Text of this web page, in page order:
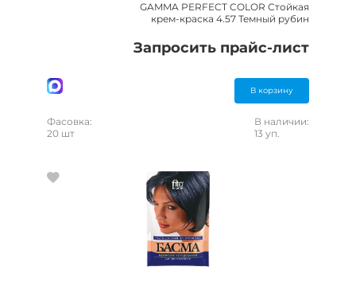
GAMMA PERFECT COLOR Стойкая
крем-краска 4.57 Темный рубин
Запросить прайс-лист
В корзину
Фасовка:
20 шт
В наличии:
13 уп.